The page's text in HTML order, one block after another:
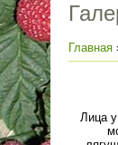
Главная
Лица